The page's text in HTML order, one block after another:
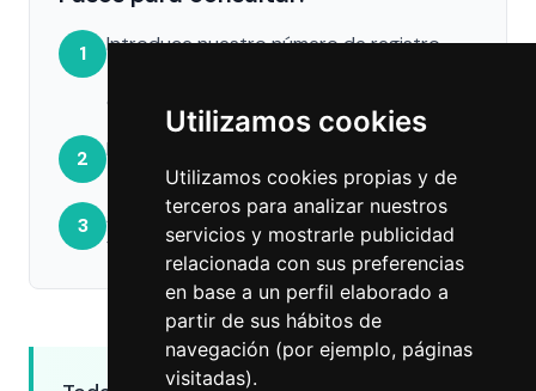
Utilizamos cookies
Utilizamos cookies propias y de
terceros para analizar nuestros
servicios y mostrarle publicidad
relacionada con sus preferencias
en base a un perfil elaborado a
partir de sus hábitos de
navegación (por ejemplo, páginas
visitadas).
1
Introduce nuestro número de registro
entidad".
2 Hacemos click en el botón "Buscar".
3
A continuación en el botón "Selección" y
finalmente "Ver agentes".